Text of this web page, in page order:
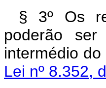
§ 3º Os
poderão
Lei nº 8.352,